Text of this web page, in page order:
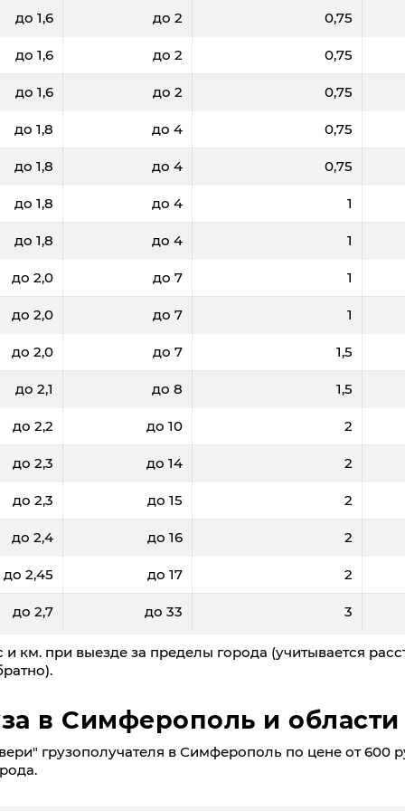
до 1,6 до 2 0,75
до 1,6 до 2 0,75
до 1,6 до 2 0,75
до 1,8 до 4 0,75
до 1,8 до 4 0,75
до 1,8 до 4 1
до 1,8 до 4 1
до 2,0 до 7 1
до 2,0 до 7 1
до 2,0 до 7 1,5
до 2,1 до 8 1,5
до 2,2 до 10 2
до 2,3 до 14 2
до 2,3 до 15 2
до 2,4 до 16 2
до 2,45 до 17 2
до 2,7 до 33 3
км. при выезде за пределы города (учитывается
в Симферополь и области
грузополучателя в Симферополь по цене от 600